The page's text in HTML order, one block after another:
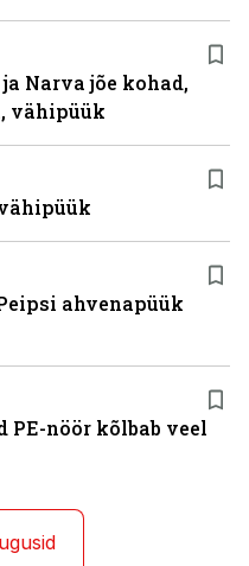
Narva jõe kohad,
vähipüük
ahvenapüük
PE-nöör kõlbab veel